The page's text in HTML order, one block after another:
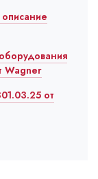
Wagner
от